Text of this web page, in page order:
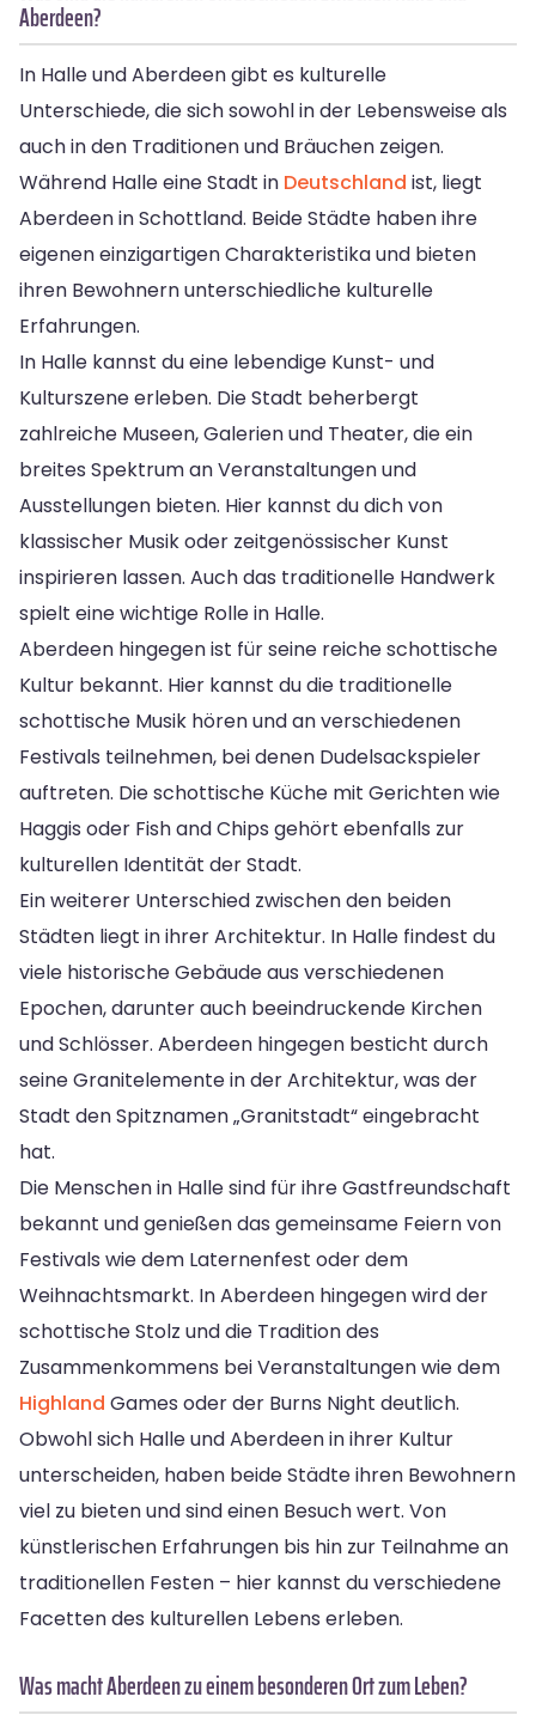
Aberdeen?
In Halle und Aberdeen gibt es kulturelle
Unterschiede, die sich sowohl in der Lebensweise als
auch in den Traditionen und Bräuchen zeigen.
Während Halle eine Stadt in Deutschland ist, liegt
Aberdeen in Schottland. Beide Städte haben ihre
eigenen einzigartigen Charakteristika und bieten
ihren Bewohnern unterschiedliche kulturelle
Erfahrungen.
In Halle kannst du eine lebendige Kunst- und
Kulturszene erleben. Die Stadt beherbergt
zahlreiche Museen, Galerien und Theater, die ein
breites Spektrum an Veranstaltungen und
Ausstellungen bieten. Hier kannst du dich von
klassischer Musik oder zeitgenössischer Kunst
inspirieren lassen. Auch das traditionelle Handwerk
spielt eine wichtige Rolle in Halle.
Aberdeen hingegen ist für seine reiche schottische
Kultur bekannt. Hier kannst du die traditionelle
schottische Musik hören und an verschiedenen
Festivals teilnehmen, bei denen Dudelsackspieler
auftreten. Die schottische Küche mit Gerichten wie
Haggis oder Fish and Chips gehört ebenfalls zur
kulturellen Identität der Stadt.
Ein weiterer Unterschied zwischen den beiden
Städten liegt in ihrer Architektur. In Halle findest du
viele historische Gebäude aus verschiedenen
Epochen, darunter auch beeindruckende Kirchen
und Schlösser. Aberdeen hingegen besticht durch
seine Granitelemente in der Architektur, was der
Stadt den Spitznamen „Granitstadt“ eingebracht
hat.
Die Menschen in Halle sind für ihre Gastfreundschaft
bekannt und genießen das gemeinsame Feiern von
Festivals wie dem Laternenfest oder dem
Weihnachtsmarkt. In Aberdeen hingegen wird der
schottische Stolz und die Tradition des
Zusammenkommens bei Veranstaltungen wie dem
Highland Games oder der Burns Night deutlich.
Obwohl sich Halle und Aberdeen in ihrer Kultur
unterscheiden, haben beide Städte ihren Bewohnern
viel zu bieten und sind einen Besuch wert. Von
künstlerischen Erfahrungen bis hin zur Teilnahme an
traditionellen Festen – hier kannst du verschiedene
Facetten des kulturellen Lebens erleben.
Was macht Aberdeen zu einem besonderen Ort zum Leben?